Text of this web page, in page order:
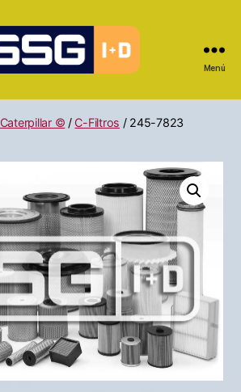
Menú
Caterpillar © / C-Filtros / 245-7823